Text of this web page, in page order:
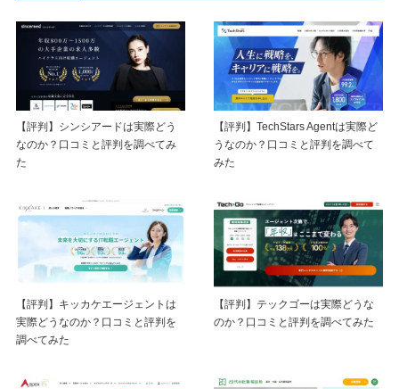
【評判】シンシアードは実際どう
なのか？口コミと評判を調べてみ
た
【評判】TechStars Agentは実際ど
うなのか？口コミと評判を調べて
みた
【評判】キッカケエージェントは
実際どうなのか？口コミと評判を
調べてみた
【評判】テックゴーは実際どうな
のか？口コミと評判を調べてみた